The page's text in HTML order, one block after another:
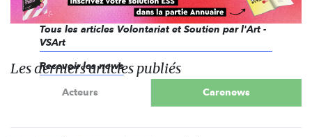
Tous les articles Volontariat et Soutien par l'Art -
VSArt
Recevoir les news
Les derniers articles publiés
Acteurs Carenews